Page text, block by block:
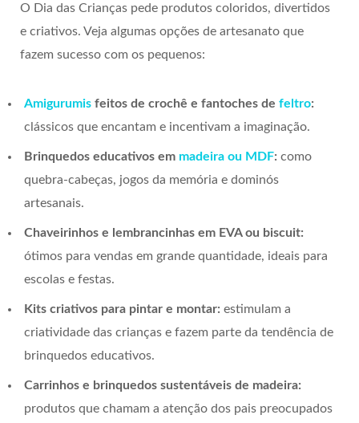
O Dia das Crianças pede produtos coloridos, divertidos
e criativos. Veja algumas opções de artesanato que
fazem sucesso com os pequenos:
Amigurumis feitos de crochê e fantoches de feltro:
clássicos que encantam e incentivam a imaginação.
Brinquedos educativos em madeira ou MDF: como
quebra-cabeças, jogos da memória e dominós
artesanais.
Chaveirinhos e lembrancinhas em EVA ou biscuit:
ótimos para vendas em grande quantidade, ideais para
escolas e festas.
Kits criativos para pintar e montar: estimulam a
criatividade das crianças e fazem parte da tendência de
brinquedos educativos.
Carrinhos e brinquedos sustentáveis de madeira:
produtos que chamam a atenção dos pais preocupados